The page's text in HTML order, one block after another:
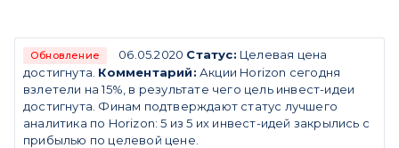
Обновление 06.05.2020 Статус: Целевая цена
достигнута. Комментарий: Акции Horizon сегодня
взлетели на 15%, в результате чего цель инвест-идеи
достигнута. Финам подтверждают статус лучшего
аналитика по Horizon: 5 из 5 их инвест-идей закрылись с
прибылью по целевой цене.